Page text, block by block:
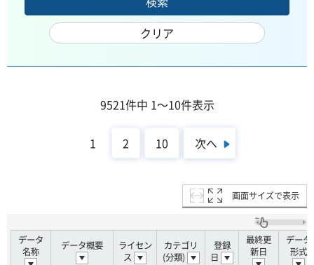
9521件中 1～10件表示
1 2 10 次へ
画面サイズで表示
データ
名称
データ概要
ライセン
ス
カテゴリ
(分類)
登録
日
最終更
新日
データ
形式